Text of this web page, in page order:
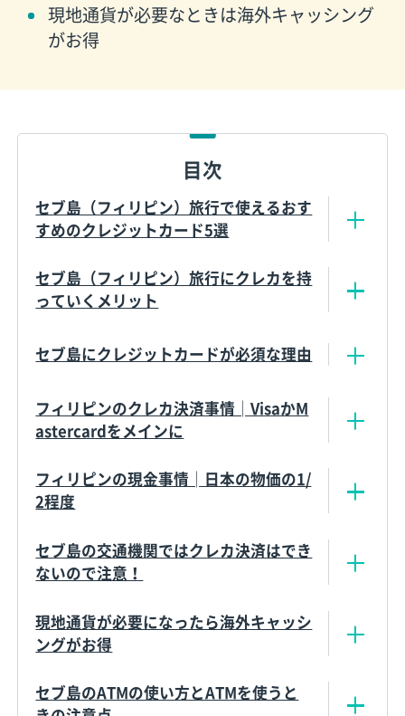
現地通貨が必要なときは海外キャッシング
がお得
目次
セブ島（フィリピン）旅行で使えるおす
すめのクレジットカード5選
セブ島（フィリピン）旅行にクレカを持
っていくメリット
セブ島にクレジットカードが必須な理由
フィリピンのクレカ決済事情│VisaかM
astercardをメインに
フィリピンの現金事情│日本の物価の1/
2程度
セブ島の交通機関ではクレカ決済はでき
ないので注意！
現地通貨が必要になったら海外キャッシ
ングがお得
セブ島のATMの使い方とATMを使うと